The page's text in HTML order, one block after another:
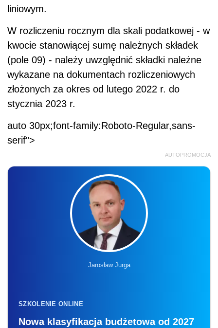
liniowym.
W rozliczeniu rocznym dla skali podatkowej - w
kwocie stanowiącej sumę należnych składek
(pole 09) - należy uwzględnić składki należne
wykazane na dokumentach rozliczeniowych
złożonych za okres od lutego 2022 r. do
stycznia 2023 r.
auto 30px;font-family:Roboto-Regular,sans-
serif">
AUTOPROMOCJA
Jarosław Jurga
SZKOLENIE ONLINE
Nowa klasyfikacja budżetowa od 2027